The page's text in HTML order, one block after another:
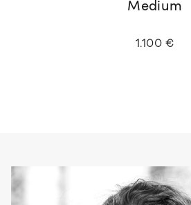
Medium
1.100 €